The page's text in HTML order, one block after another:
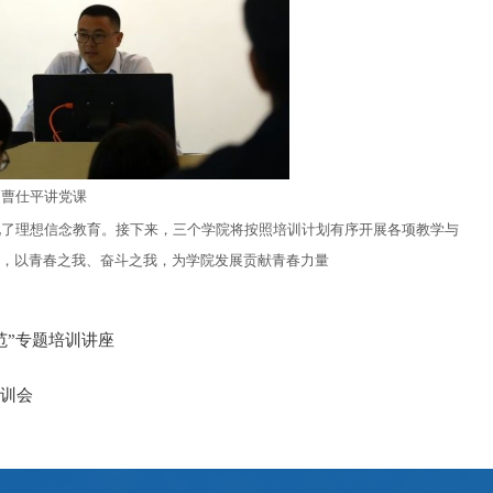
曹仕平讲党课
理想信念教育。接下来，三个学院将按照培训计划有序开展各项教学与
以青春之我、奋斗之我，为学院发展贡献青春力量
”专题培训讲座
会